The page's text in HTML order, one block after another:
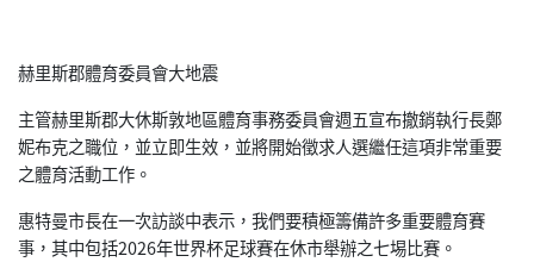
赫里斯郡體育委員會大地震
主管赫里斯郡大休斯敦地區體育事務委員會週五宣布撤銷執行長鄭
妮布克之職位，並立即生效，並將開始徵求人選繼任這項非常重要
之體育活動工作。
惠特曼市長在一次訪談中表示，我們要積極籌備許多重要體育賽
事，其中包括2026年世界杯足球賽在休市舉辦之七埸比賽。